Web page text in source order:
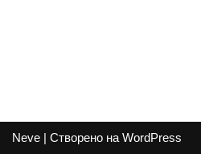
Neve | Створено на WordPress